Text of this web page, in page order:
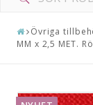
Övriga
MM x 2,5 MET.